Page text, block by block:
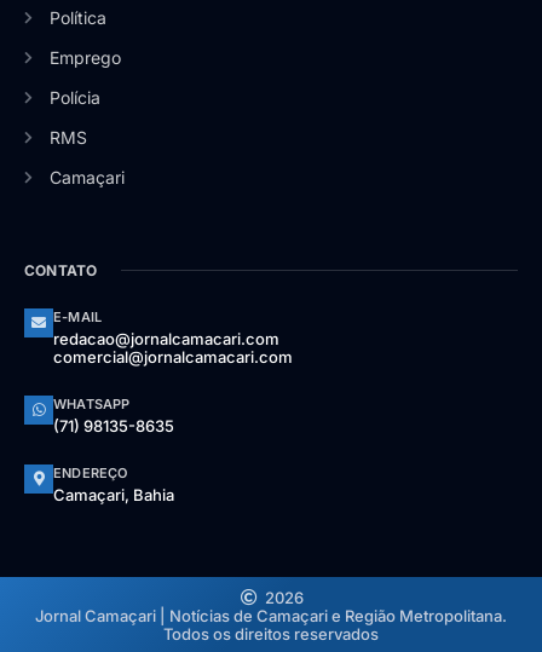
Política
Emprego
Polícia
RMS
Camaçari
CONTATO
E-MAIL
redacao@jornalcamacari.com
comercial@jornalcamacari.com
WHATSAPP
(71) 98135-8635
ENDEREÇO
Camaçari, Bahia
2026
Jornal Camaçari | Notícias de Camaçari e Região Metropolitana.
Todos os direitos reservados